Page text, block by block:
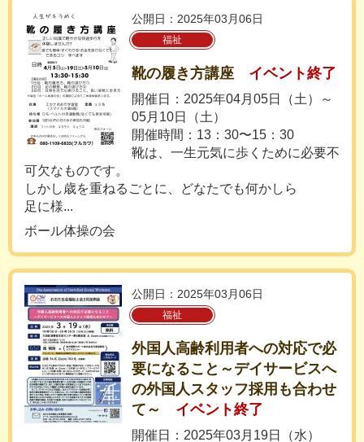
公開日：2025年03月06日
福祉
靴の履き方講座 イベント終了
開催日：2025年04月05日（土）～
05月10日（土）
開催時間：13：30〜15：30
靴は、一生元気に歩くために必要不
可欠なものです。
しかし歳を重ねるごとに、どなたでも何かしら
足に様...
ボール体操の会
公開日：2025年03月06日
福祉
外国人高齢利用者への対応で必
要になること～デイサービスへ
の外国人スタッフ採用も合わせ
て～
イベント終了
開催日：2025年03月19日（水）